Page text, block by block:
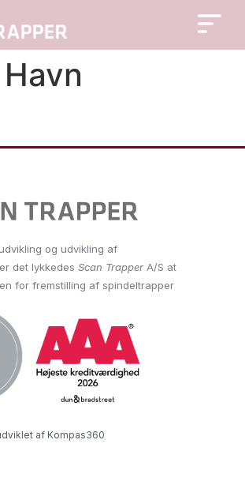
og udvikling af
det lykkedes Scan Trapper A/S at
for fremstilling af spindeltrapper
af Kompas360